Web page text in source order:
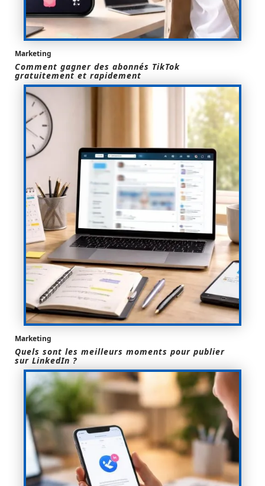
Marketing
Comment gagner des abonnés TikTok
gratuitement et rapidement
Marketing
Quels sont les meilleurs moments pour publier
sur LinkedIn ?